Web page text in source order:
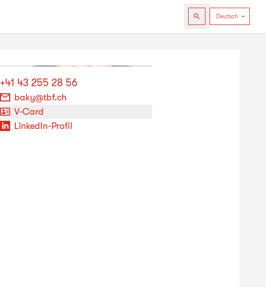
+41 43 255 28 56
baky@tbf.ch
V-Card
LinkedIn-Profil